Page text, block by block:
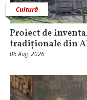
Cultură
Proiect de
tradiționale din
06 Aug, 2026